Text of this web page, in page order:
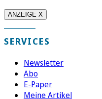
ANZEIGE X
SERVICES
Newsletter
Abo
E-Paper
Meine Artikel